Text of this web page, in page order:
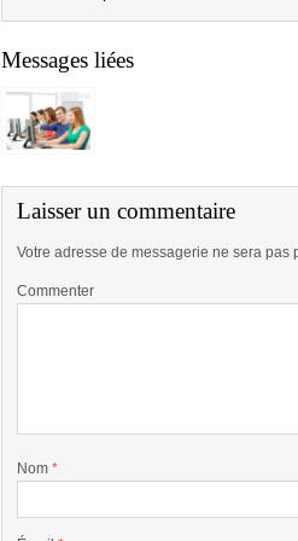
Messages liées
Laisser un commentaire
Votre adresse de messagerie ne sera pas
Commenter
Nom *